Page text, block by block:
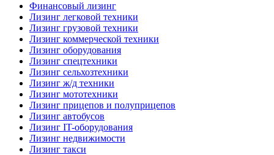
Финансовый лизинг
Лизинг легковой техники
Лизинг грузовой техники
Лизинг коммерческой техники
Лизинг оборудования
Лизинг спецтехники
Лизинг сельхозтехники
Лизинг ж/д техники
Лизинг мототехники
Лизинг прицепов и полуприцепов
Лизинг автобусов
Лизинг IT-оборудования
Лизинг недвижимости
Лизинг такси